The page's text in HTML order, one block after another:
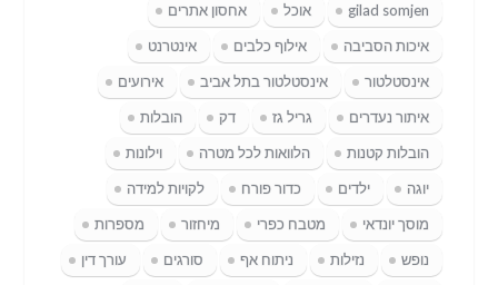
gilad somjen אוכל
אחסון אתרים
איכות הסביבה
אילוף כלבים
אינטרנט
אינסטלטור
אינסטלטור בתל אביב
אירועים
איתור נעדרים
גריל גז דק
הובלות
הובלות קטנות
הלוואות לכל מטרה
וילונות
יוגה
ילדים כדור פורח
לקויות למידה
מוסך יונדאי
מטבח כפרי מיחזור
מספרות
נופש
נזילות ניתוח אף סורגים
עורך דין